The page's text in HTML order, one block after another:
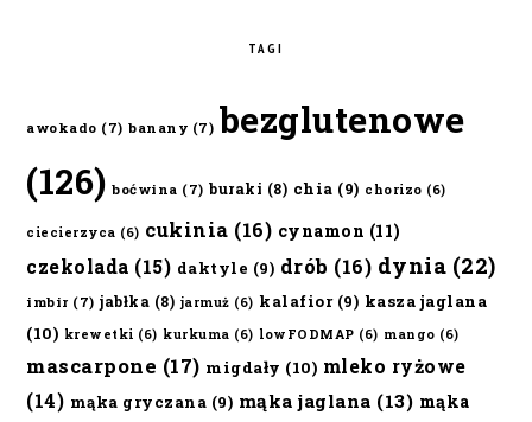
TAGI
awokado (7) banany (7) bezglutenowe
(126) boćwina (7) buraki (8) chia (9) chorizo (6)
ciecierzyca (6) cukinia (16) cynamon (11)
czekolada (15) daktyle (9) drób (16) dynia (22)
imbir (7) jabłka (8) jarmuż (6) kalafior(9) kasza jaglana
(10) krewetki (6) kurkuma (6) lowFODMAP (6) mango (6)
mascarpone (17) migdały (10) mleko ryżowe
(14) mąka gryczana (9) mąka jaglana (13) mąka